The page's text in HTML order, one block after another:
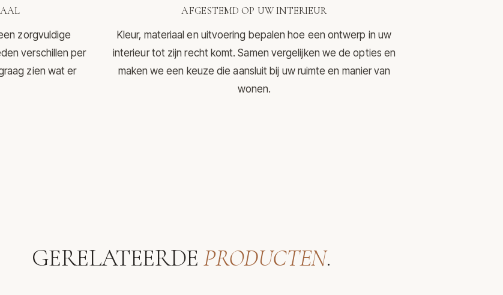
zorgvuldige
verschillen per
zien wat er
AFGESTEMD OP UW INTERIEUR
Kleur, materiaal en uitvoering bepalen hoe een ontwerp in uw
interieur tot zijn recht komt. Samen vergelijken we de opties en
maken we een keuze die aansluit bij uw ruimte en manier van
wonen.
GERELATEERDEPRODUCTEN.